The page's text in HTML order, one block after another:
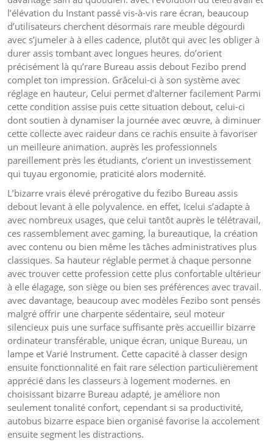
l’élévation du Instant passé vis-à-vis rare écran, beaucoup
d’utilisateurs cherchent désormais rare meuble dégourdi
avec s’jumeler à à elles cadence, plutôt qui avec les obliger à
durer assis tombant avec longues heures. do’orient
précisément là qu’rare Bureau assis debout Fezibo prend
complet ton impression. Grâcelui-ci à son système avec
réglage en hauteur, Celui permet d’alterner facilement Parmi
cette condition assise puis cette situation debout, celui-ci
dont soutien à dynamiser la journée avec œuvre, à diminuer
cette collecte avec raideur dans ce rachis ensuite à favoriser
un meilleure animation. auprès les professionnels
pareillement près les étudiants, c’orient un investissement
qui tuyau ergonomie, praticité alors modernité.
L’bizarre vrais élevé prérogative du fezibo Bureau assis
debout levant à elle polyvalence. en effet, Icelui s’adapte à
avec nombreux usages, que celui tantôt auprès le télétravail,
ces rassemblement avec gaming, la bureautique, la création
avec contenu ou bien même les tâches administratives plus
classiques. Sa hauteur réglable permet à chaque personne
avec trouver cette profession cette plus confortable ultérieur
à elle élagage, son siège ou bien ses préférences avec travail.
avec davantage, beaucoup avec modèles Fezibo sont pensés
malgré offrir une charpente sédentaire, seul moteur
silencieux puis une surface suffisante près accueillir bizarre
ordinateur transférable, unique écran, unique Bureau, un
lampe et Varié Instrument. Cette capacité à classer design
ensuite fonctionnalité en fait rare sélection particulièrement
apprécié dans les classeurs à logement modernes. en
choisissant bizarre Bureau adapté, je améliore non
seulement tonalité confort, cependant si sa productivité,
autobus bizarre espace bien organisé favorise la accolement
ensuite segment les distractions.